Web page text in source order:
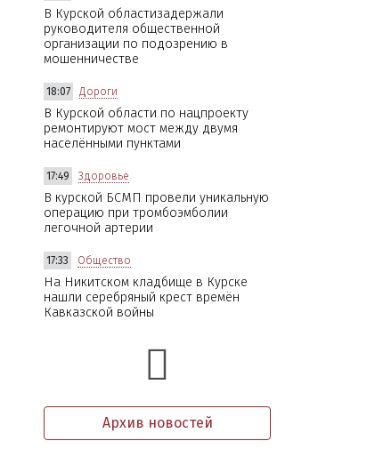
В Курской областизадержали
руководителя общественной
организации по подозрению в
мошенничестве
18:07 Дороги
В Курской области по нацпроекту
ремонтируют мост между двумя
населёнными пунктами
17:49 Здоровье
В курской БСМП провели уникальную
операцию при тромбоэмболии
легочной артерии
17:33 Общество
На Никитском кладбище в Курске
нашли серебряный крест времён
Кавказской войны
Архив новостей